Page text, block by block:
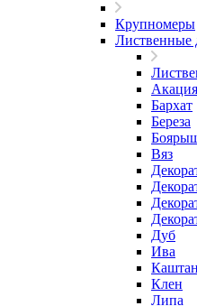
Крупномеры
Лиственные
Акация
Бархат
Береза
Вяз
Дуб
Ива
Каштан
Клен
Липа